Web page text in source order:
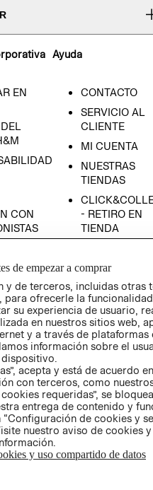
EN
CON
Ayuda
CONTACTO
SERVICIO AL
CLIENTE
MI CUENTA
NUESTRAS
TIENDAS
- RETIRO EN
TIENDA
AVISO DE
PRIVACIDAD
GIFT CARD
AVISO DE
COOKIES
de empezar a comprar
y de terceros, incluidas otras
para ofrecerle la
su experiencia de usuario,
en nuestros sitios web,
y a través de plataformas
información sobre el
acepta y está de acuerdo
con terceros, como
requeridas”, se
entrega de contenido y
de cookies y
nuestro aviso de cookies
y uso compartido de datos